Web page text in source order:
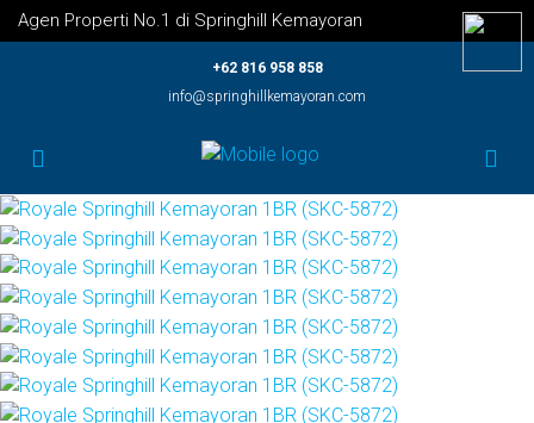
Agen Properti No.1 di Springhill Kemayoran
+62 816 958 858
info@springhillkemayoran.com